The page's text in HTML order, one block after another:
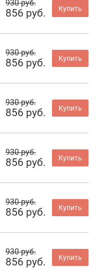
930 руб.
856 руб. Купить
930 руб.
856 руб. Купить
930 руб.
856 руб. Купить
930 руб.
856 руб. Купить
930 руб.
856 руб. Купить
930 руб.
856 руб. Купить